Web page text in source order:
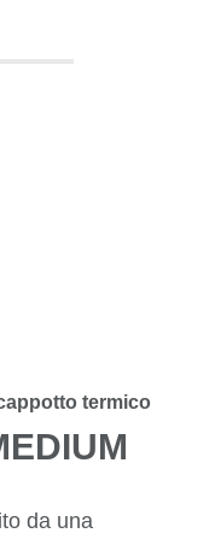
da una